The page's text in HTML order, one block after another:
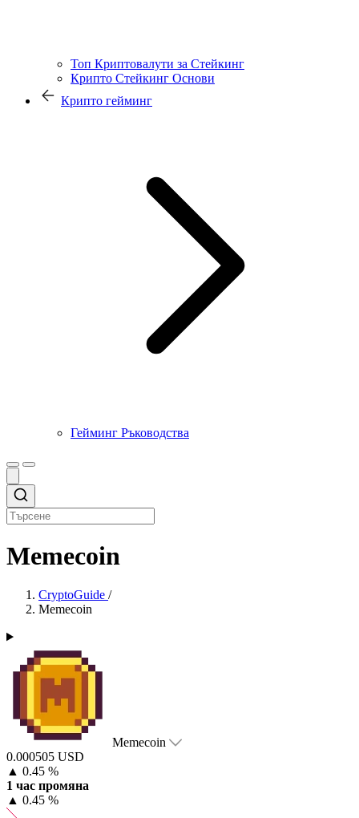
Топ Криптовалути за Стейкинг
Крипто Стейкинг Основи
Крипто гейминг
Гейминг Ръководства
Memecoin
CryptoGuide /
Memecoin
Memecoin
0.000505 USD
▲ 0.45 %
1 час промяна
▲ 0.45 %